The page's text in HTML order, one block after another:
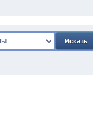
Искать